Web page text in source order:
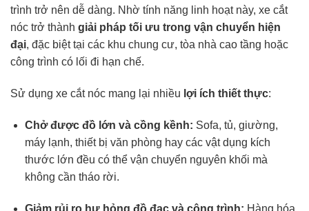
trình trở nên dễ dàng. Nhờ tính năng linh hoạt này, xe cắt
nóc trở thành giải pháp tối ưu trong vận chuyển hiện
đại, đặc biệt tại các khu chung cư, tòa nhà cao tầng hoặc
công trình có lối đi hạn chế.
Sử dụng xe cắt nóc mang lại nhiều lợi ích thiết thực:
Chở được đồ lớn và cồng kềnh: Sofa, tủ, giường,
máy lạnh, thiết bị văn phòng hay các vật dụng kích
thước lớn đều có thể vận chuyển nguyên khối mà
không cần tháo rời.
Giảm rủi ro hư hỏng đồ đạc và công trình: Hàng hóa